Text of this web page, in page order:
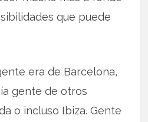
que puede
era de Barcelona,
gente de otros
o incluso Ibiza. Gente